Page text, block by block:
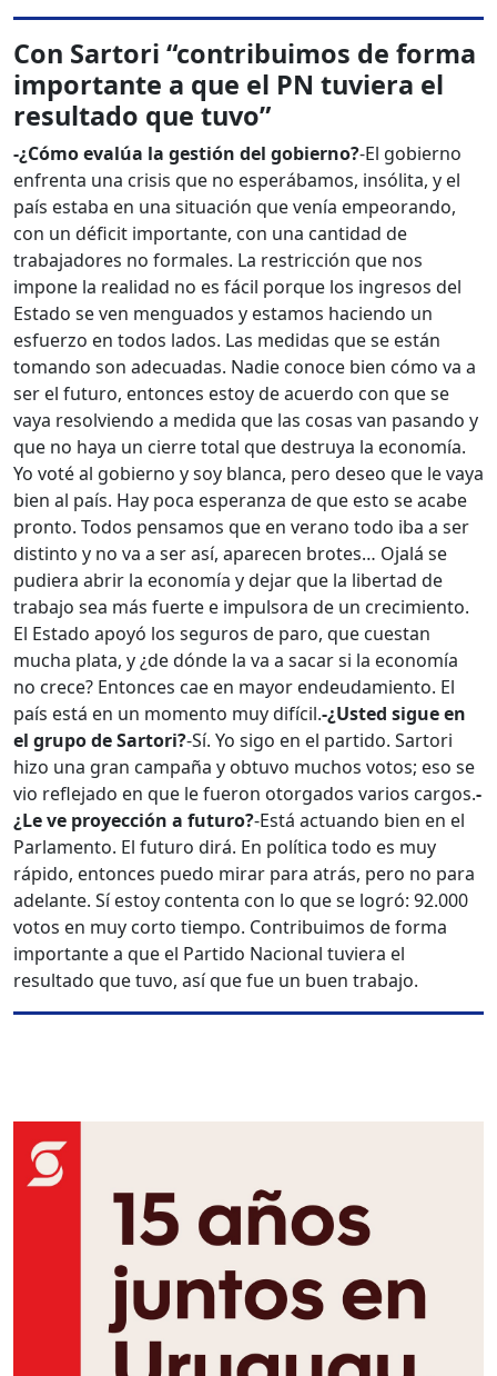
Con Sartori “contribuimos de forma
importante a que el PN tuviera el
resultado que tuvo”
-¿Cómo evalúa la gestión del gobierno?-El gobierno
enfrenta una crisis que no esperábamos, insólita, y el
país estaba en una situación que venía empeorando,
con un déficit importante, con una cantidad de
trabajadores no formales. La restricción que nos
impone la realidad no es fácil porque los ingresos del
Estado se ven menguados y estamos haciendo un
esfuerzo en todos lados. Las medidas que se están
tomando son adecuadas. Nadie conoce bien cómo va a
ser el futuro, entonces estoy de acuerdo con que se
vaya resolviendo a medida que las cosas van pasando y
que no haya un cierre total que destruya la economía.
Yo voté al gobierno y soy blanca, pero deseo que le vaya
bien al país. Hay poca esperanza de que esto se acabe
pronto. Todos pensamos que en verano todo iba a ser
distinto y no va a ser así, aparecen brotes… Ojalá se
pudiera abrir la economía y dejar que la libertad de
trabajo sea más fuerte e impulsora de un crecimiento.
El Estado apoyó los seguros de paro, que cuestan
mucha plata, y ¿de dónde la va a sacar si la economía
no crece? Entonces cae en mayor endeudamiento. El
país está en un momento muy difícil.-¿Usted sigue en
el grupo de Sartori?-Sí. Yo sigo en el partido. Sartori
hizo una gran campaña y obtuvo muchos votos; eso se
vio reflejado en que le fueron otorgados varios cargos.-
¿Le ve proyección a futuro?-Está actuando bien en el
Parlamento. El futuro dirá. En política todo es muy
rápido, entonces puedo mirar para atrás, pero no para
adelante. Sí estoy contenta con lo que se logró: 92.000
votos en muy corto tiempo. Contribuimos de forma
importante a que el Partido Nacional tuviera el
resultado que tuvo, así que fue un buen trabajo.